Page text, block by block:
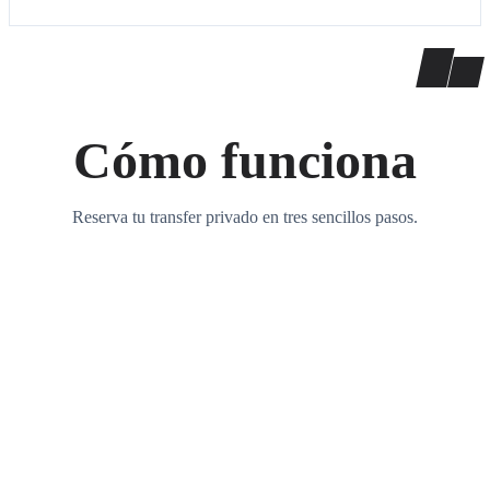
Cómo funciona
Reserva tu transfer privado en tres sencillos pasos.